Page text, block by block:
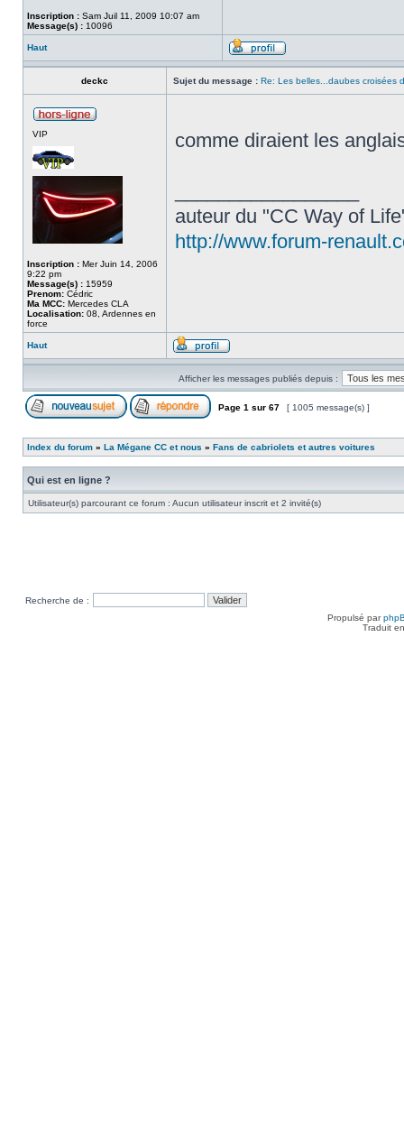
Inscription : Sam Juil 11, 2009 10:07 am
Message(s) : 10096
Haut
deckc Sujet du message : Re: Les belles...daubes croisées
VIP
Inscription : Mer Juin 14, 2006
9:22 pm
Message(s) : 15959
Prenom: Cédric
Ma MCC: Mercedes CLA
Localisation: 08, Ardennes en
force
comme diraient les
auteur du "CC Way of
http://www.forum-
Haut
Afficher les messages publiés depuis :
Page 1 sur 67 [ 1005 message(s) ]
Index du forum » La Mégane CC et nous » Fans de cabriolets et autres voitures
Qui est en ligne ?
Utilisateur(s) parcourant ce forum : Aucun utilisateur inscrit et 2 invité(s)
Recherche de :
Propulsé par
Traduit